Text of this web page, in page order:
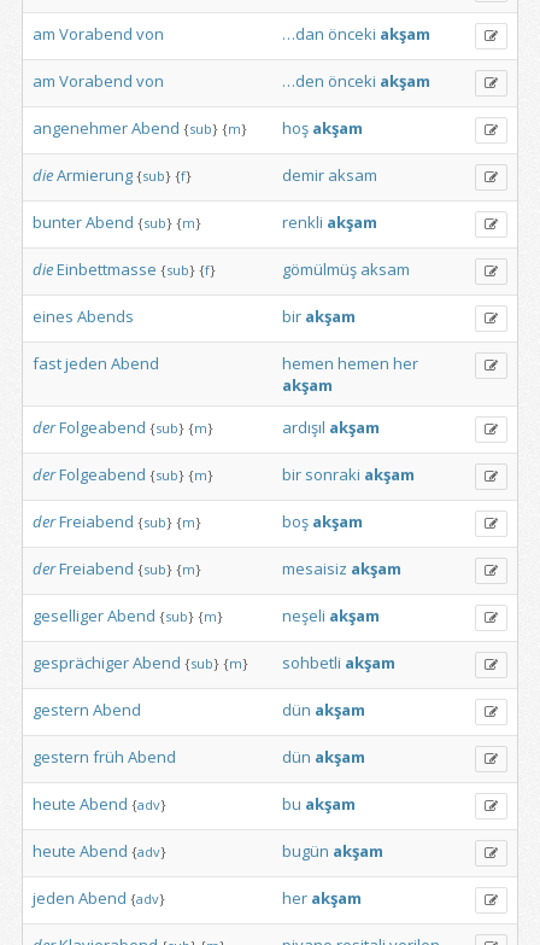
am Vorabend von …dan önceki akşam
am Vorabend von …den önceki akşam
angenehmerAbend {sub} {m} hoş akşam
dieArmierung {sub} {f} demir aksam
bunterAbend {sub} {m} renkli akşam
dieEinbettmasse {sub} {f} gömülmüş aksam
eines Abends bir akşam
fastjeden Abend hemen hemen her
akşam
derFolgeabend {sub} {m} ardışıl akşam
derFolgeabend {sub} {m} bir sonraki akşam
derFreiabend {sub} {m} boş akşam
derFreiabend {sub} {m} mesaisiz akşam
geselligerAbend {sub} {m} neşeli akşam
gesprächigerAbend {sub} {m} sohbetli akşam
gestern Abend dün akşam
gestern früh Abend dün akşam
heute Abend {adv} bu akşam
heute Abend {adv} bugün akşam
jeden Abend {adv} her akşam